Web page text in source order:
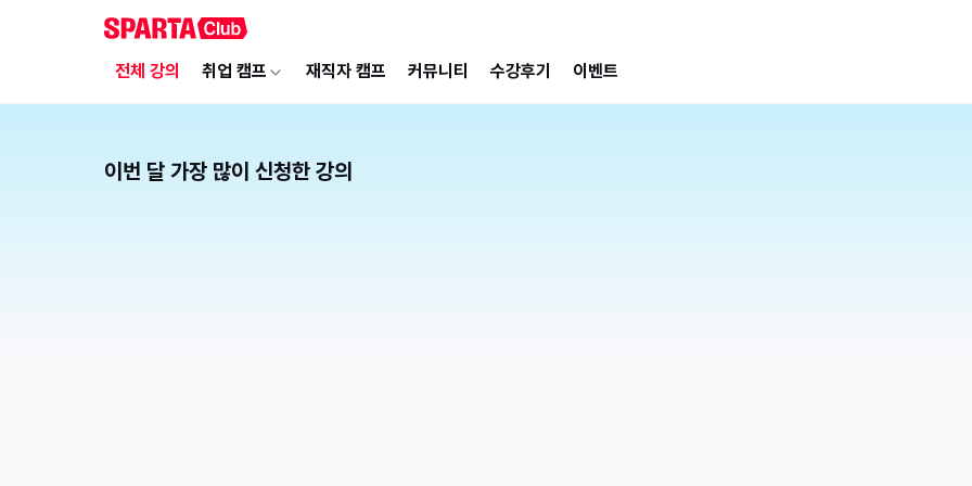
전체 강의 취업 캠프 재직자 캠프 커뮤니티 수강후기 이벤트
이번 달 가장 많이 신청한 강의